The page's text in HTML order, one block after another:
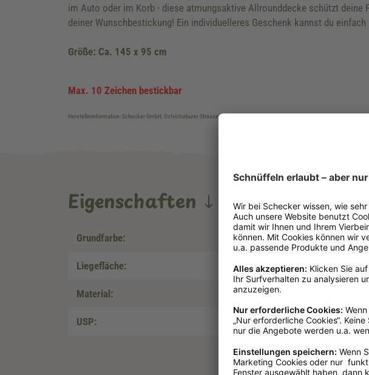
im Auto oder im Korb - diese atmungsaktive Allrounddecke schützt
deiner Wunschbestickung! Ein individuelleres Geschenk kannst du
Größe: Ca. 145 x 95 cm
Max. 10 Zeichen bestickbar
Herstellerinformation: Schecker GmbH, Ostvictorburer Strasse 109, DE-26624, Südbrookmerland, info@schecker.de
Eigenschaften
Grundfarbe:
Liegefläche:
Material:
USP: